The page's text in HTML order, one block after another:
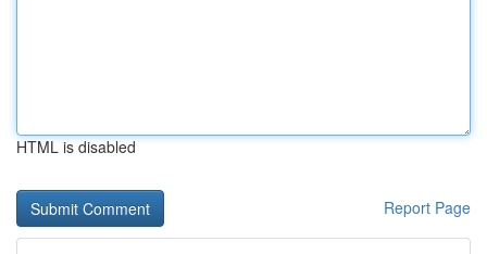
HTML is disabled
Report Page